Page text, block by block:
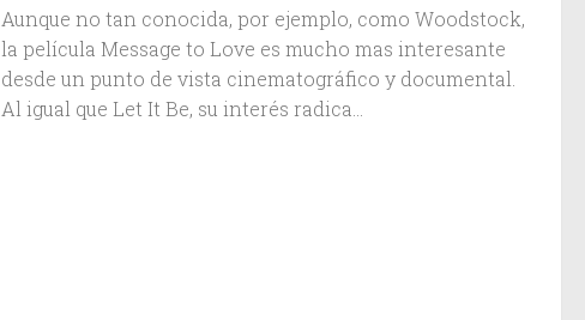
Aunque no tan conocida, por ejemplo, como Woodstock,
la película Message to Love es mucho mas interesante
desde un punto de vista cinematográfico y documental.
Al igual que Let It Be, su interés radica...